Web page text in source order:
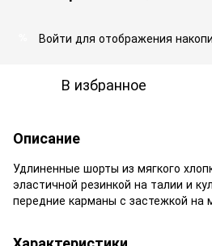
Войти для отображения
В избранное
Описание
Удлиненные шорты из мягкого
эластичной резинкой на талии и
передние карманы с застежкой на